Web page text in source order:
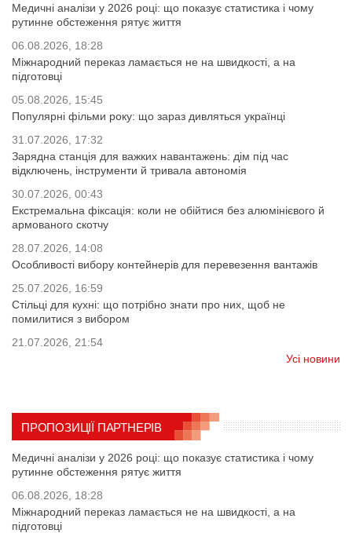
Медичні аналізи у 2026 році: що показує статистика і чому
рутинне обстеження рятує життя
06.08.2026, 18:28
Міжнародний переказ ламається не на швидкості, а на
підготовці
05.08.2026, 15:45
Популярні фільми року: що зараз дивляться українці
31.07.2026, 17:32
Зарядна станція для важких навантажень: дім під час
відключень, інструменти й тривала автономія
30.07.2026, 00:43
Екстремальна фіксація: коли не обійтися без алюмінієвого й
армованого скотчу
28.07.2026, 14:08
Особливості вибору контейнерів для перевезення вантажів
25.07.2026, 16:59
Стільці для кухні: що потрібно знати про них, щоб не
помилитися з вибором
21.07.2026, 21:54
Усі новини
ПРОПОЗИЦІЇ ПАРТНЕРІВ
Медичні аналізи у 2026 році: що показує статистика і чому
рутинне обстеження рятує життя
06.08.2026, 18:28
Міжнародний переказ ламається не на швидкості, а на
підготовці